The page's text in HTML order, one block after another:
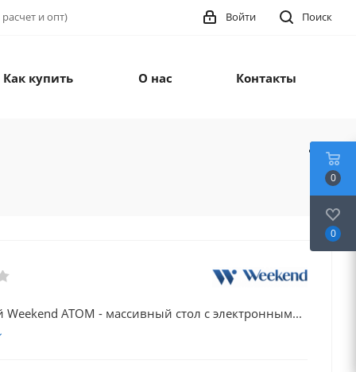
и опт) Поиск
Войти
Как купить О нас Контакты
Weekend ATOM - массивный стол с электронным...
0
0